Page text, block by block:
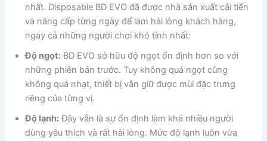
nhất. Disposable BD EVO đã được nhà sản xuất cải tiến
và nâng cấp từng ngày để làm hài lòng khách hàng,
ngay cả những người chơi khó tính nhất:
Độ ngọt: BD EVO sở hữu độ ngọt ổn định hơn so với
những phiên bản trước. Tuy không quá ngọt cũng
không quá nhạt, thiết bị vẫn giữ được mùi đặc trưng
riêng của từng vị.
Độ lạnh:Đây vẫn là sự ổn định làm khá nhiều người
dùng yêu thích và rất hài lòng. Mức độ lạnh luôn vừa